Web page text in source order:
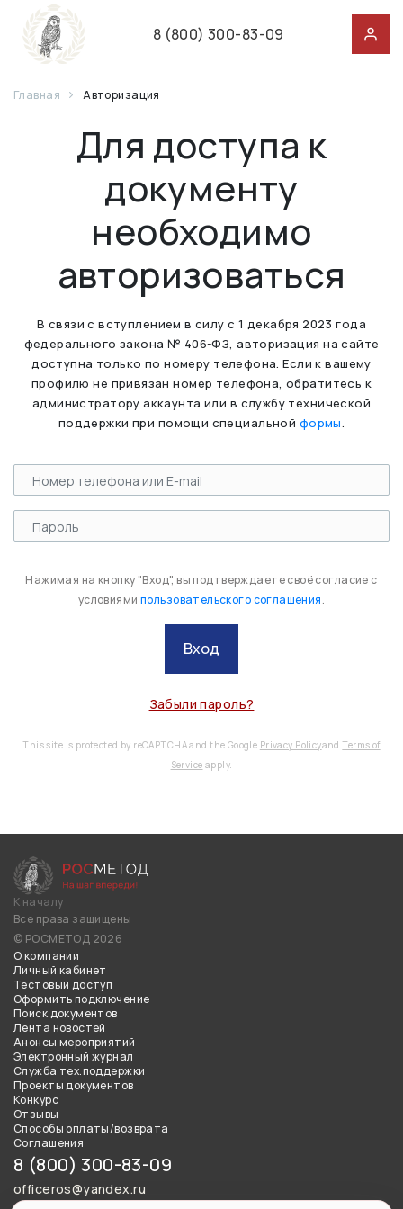
8 (800) 300-83-09
Главная Авторизация
Для доступа к
документу
необходимо
авторизоваться
В связи с вступлением в силу с 1 декабря 2023 года
федерального закона № 406-ФЗ, авторизация на сайте
доступна только по номеру телефона. Если к вашему
профилю не привязан номер телефона, обратитесь к
администратору аккаунта или в службу технической
поддержки при помощи специальной формы.
Нажимая на кнопку "Вход", вы подтверждаете своё согласие с
условиями пользовательского соглашения.
Вход
Забыли пароль?
This site is protected by reCAPTCHA and the Google Privacy PolicyandTerms of
Service apply.
К началу
Все права защищены
© РОСМЕТОД 2026
О компании
Личный кабинет
Тестовый доступ
Оформить подключение
Поиск документов
Лента новостей
Анонсы мероприятий
Электронный журнал
Служба тех.поддержки
Проекты документов
Конкурс
Отзывы
Способы оплаты/возврата
Соглашения
8 (800) 300-83-09
officeros@yandex.ru